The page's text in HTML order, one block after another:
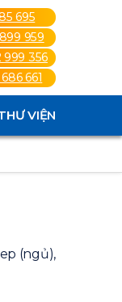
695
959
356
661
VIỆN
(ngủ),